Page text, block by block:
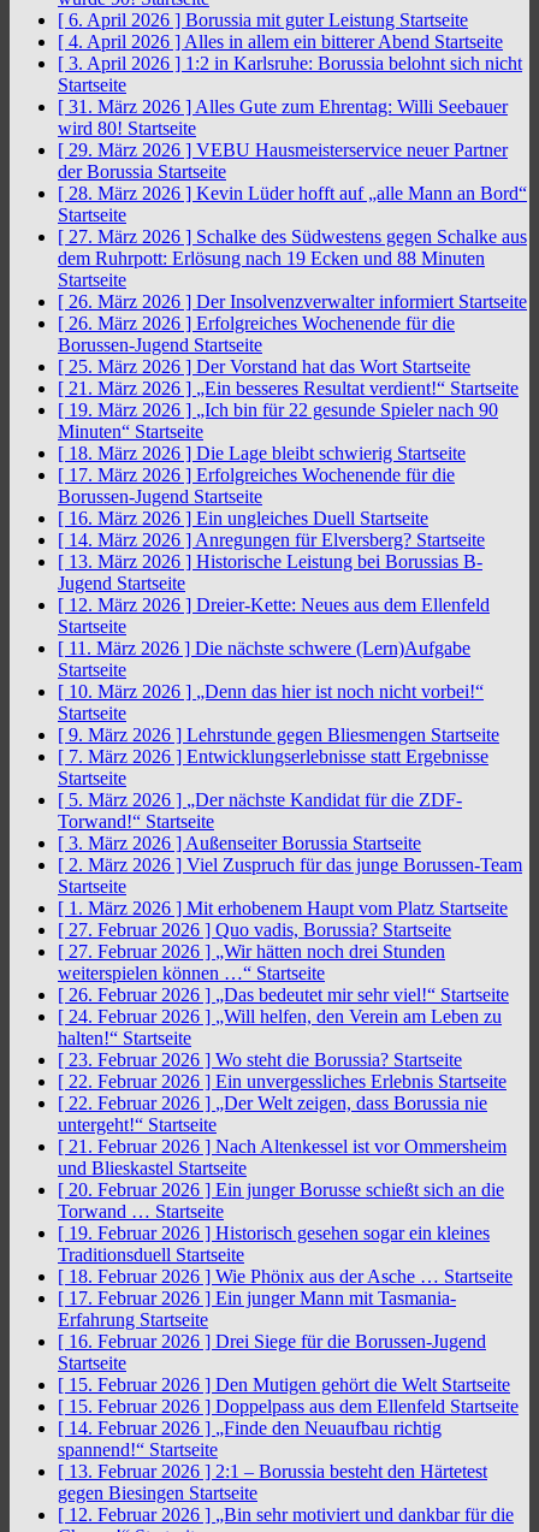
[ 6. April 2026 ] Borussia mit guter Leistung Startseite
[ 4. April 2026 ] Alles in allem ein bitterer Abend Startseite
[ 3. April 2026 ] 1:2 in Karlsruhe: Borussia belohnt sich nicht
Startseite
[ 31. März 2026 ] Alles Gute zum Ehrentag: Willi Seebauer
wird 80! Startseite
[ 29. März 2026 ] VEBU Hausmeisterservice neuer Partner
der Borussia Startseite
[ 28. März 2026 ] Kevin Lüder hofft auf „alle Mann an Bord“
Startseite
[ 27. März 2026 ] Schalke des Südwestens gegen Schalke aus
dem Ruhrpott: Erlösung nach 19 Ecken und 88 Minuten
Startseite
[ 26. März 2026 ] Der Insolvenzverwalter informiert Startseite
[ 26. März 2026 ] Erfolgreiches Wochenende für die
Borussen-Jugend Startseite
[ 25. März 2026 ] Der Vorstand hat das Wort Startseite
[ 21. März 2026 ] „Ein besseres Resultat verdient!“ Startseite
[ 19. März 2026 ] „Ich bin für 22 gesunde Spieler nach 90
Minuten“ Startseite
[ 18. März 2026 ] Die Lage bleibt schwierig Startseite
[ 17. März 2026 ] Erfolgreiches Wochenende für die
Borussen-Jugend Startseite
[ 16. März 2026 ] Ein ungleiches Duell Startseite
[ 14. März 2026 ] Anregungen für Elversberg? Startseite
[ 13. März 2026 ] Historische Leistung bei Borussias B-
Jugend Startseite
[ 12. März 2026 ] Dreier-Kette: Neues aus dem Ellenfeld
Startseite
[ 11. März 2026 ] Die nächste schwere (Lern)Aufgabe
Startseite
[ 10. März 2026 ] „Denn das hier ist noch nicht vorbei!“
Startseite
[ 9. März 2026 ] Lehrstunde gegen Bliesmengen Startseite
[ 7. März 2026 ] Entwicklungserlebnisse statt Ergebnisse
Startseite
[ 5. März 2026 ] „Der nächste Kandidat für die ZDF-
Torwand!“ Startseite
[ 3. März 2026 ] Außenseiter Borussia Startseite
[ 2. März 2026 ] Viel Zuspruch für das junge Borussen-Team
Startseite
[ 1. März 2026 ] Mit erhobenem Haupt vom Platz Startseite
[ 27. Februar 2026 ] Quo vadis, Borussia? Startseite
[ 27. Februar 2026 ] „Wir hätten noch drei Stunden
weiterspielen können …“ Startseite
[ 26. Februar 2026 ] „Das bedeutet mir sehr viel!“ Startseite
[ 24. Februar 2026 ] „Will helfen, den Verein am Leben zu
halten!“ Startseite
[ 23. Februar 2026 ] Wo steht die Borussia? Startseite
[ 22. Februar 2026 ] Ein unvergessliches Erlebnis Startseite
[ 22. Februar 2026 ] „Der Welt zeigen, dass Borussia nie
untergeht!“ Startseite
[ 21. Februar 2026 ] Nach Altenkessel ist vor Ommersheim
und Blieskastel Startseite
[ 20. Februar 2026 ] Ein junger Borusse schießt sich an die
Torwand … Startseite
[ 19. Februar 2026 ] Historisch gesehen sogar ein kleines
Traditionsduell Startseite
[ 18. Februar 2026 ] Wie Phönix aus der Asche … Startseite
[ 17. Februar 2026 ] Ein junger Mann mit Tasmania-
Erfahrung Startseite
[ 16. Februar 2026 ] Drei Siege für die Borussen-Jugend
Startseite
[ 15. Februar 2026 ] Den Mutigen gehört die Welt Startseite
[ 15. Februar 2026 ] Doppelpass aus dem Ellenfeld Startseite
[ 14. Februar 2026 ] „Finde den Neuaufbau richtig
spannend!“ Startseite
[ 13. Februar 2026 ] 2:1 – Borussia besteht den Härtetest
gegen Biesingen Startseite
[ 12. Februar 2026 ] „Bin sehr motiviert und dankbar für die